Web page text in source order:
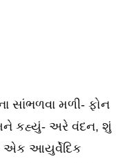
સાંભળવા મળી- ફોન
કહ્યું- અરે વંદન, શું
એક આયુર્વેદિક